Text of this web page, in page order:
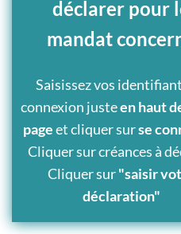
déclarer pour
mandat
Saisissez vos
connexion justeen haut
pageet cliquer surse
Cliquer sur créances à
Cliquer sur"saisir
déclaration"